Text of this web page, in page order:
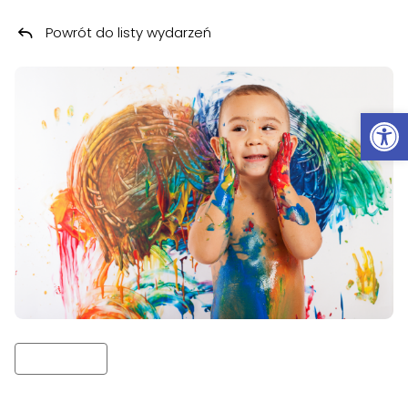
Przeskocz do treści
Powrót do listy wydarzeń